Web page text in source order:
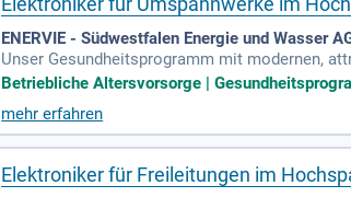
ENERVIE - Südwestfalen Energie und Wasser
Unser Gesundheitsprogramm mit modernen,
ch einen Gruppenversicherungsvertrag.
Betriebliche Altersvorsorge |
mehr erfahren
Elektroniker für Freileitungen im